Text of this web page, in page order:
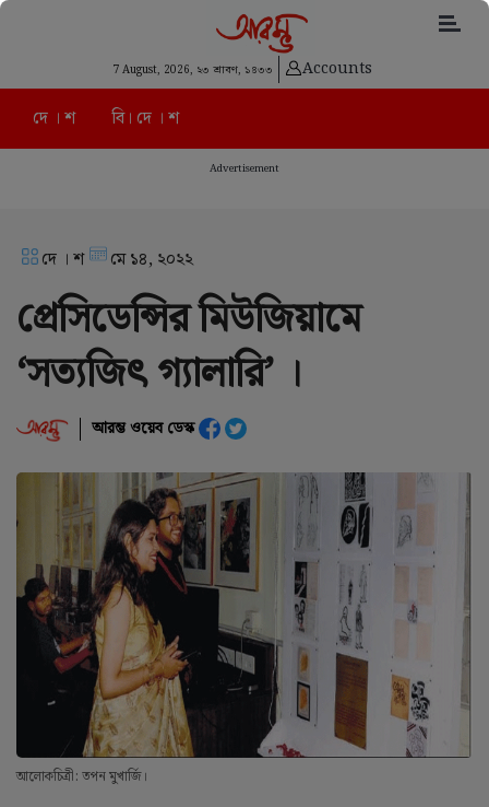
7 August, 2026, ২৩ শ্রাবণ, ১৪৩৩ Accounts
দে । শ বি। দে । শ
Advertisement
দে । শ মে ১৪, ২০২২
প্রেসিডেন্সির মিউজিয়ামে
‘সত্যজিৎ গ্যালারি’ ।
আরম্ভ ওয়েব ডেস্ক
আলোকচিত্রী: তপন মুখার্জি।